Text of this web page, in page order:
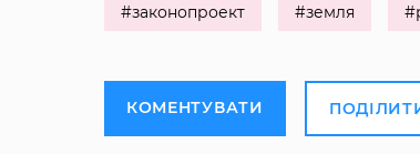
#законопроект #земля
КОМЕНТУВАТИ